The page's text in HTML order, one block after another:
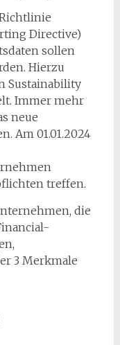
Directive)
sollen
Hierzu
Sustainability
Immer mehr
neue
Am 01.01.2024
treffen.
die
3 Merkmale